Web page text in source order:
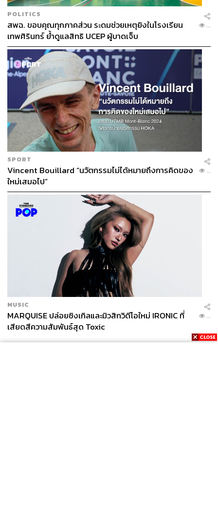
POLITICS
สพฉ. ขอบคุณทุกภาคส่วน ระดมช่วยเหตุยิงในโรงเรียน
เทพศิรินทร์ ย้ำดูแลสิทธิ UCEP ผู้บาดเจ็บ
...
SPORT
Vincent Bouillard “นวัตกรรมไม่ได้หมายถึงการคิดของ
ใหม่เสมอไป”
...
MUSIC
MARQUISE ปล่อยซิงเกิลและมิวสิกวิดีโอใหม่ IRONIC ที่
เสียดสีความสัมพันธ์สุด Toxic
...